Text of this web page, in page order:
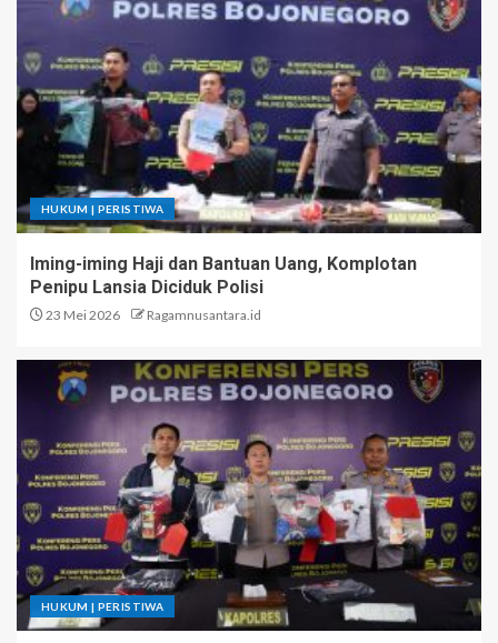
HUKUM | PERISTIWA
Iming-iming Haji dan Bantuan Uang, Komplotan
Penipu Lansia Diciduk Polisi
23 Mei 2026 Ragamnusantara.id
HUKUM | PERISTIWA